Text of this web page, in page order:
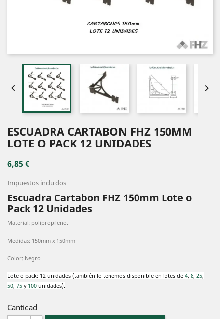
 
ESCUADRA CARTABON FHZ 150MM
LOTE O PACK 12 UNIDADES
6,85 €
Impuestos incluidos
Escuadra Cartabon FHZ 150mm Lote o
Pack 12 Unidades
Material: polipropileno.
Medidas: 150mm x 150mm
Color: Negro
Lote o pack: 12 unidades (también lo tenemos disponible en lotes de 4, 8, 25,
50, 75 y 100 unidades).
Cantidad